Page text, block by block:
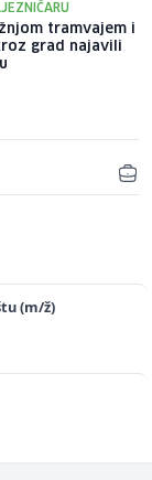
tramvajem i
grad najavili
(m/ž)